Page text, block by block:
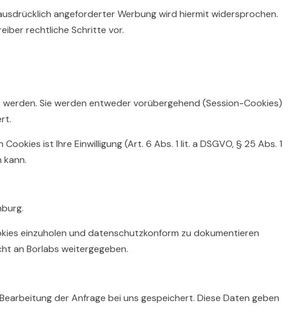
angeforderter Werbung wird hiermit widersprochen.
rechtliche Schritte vor.
Sie werden entweder vorübergehend (Session-Cookies)
ist Ihre Einwilligung (Art. 6 Abs. 1 lit. a DSGVO, § 25 Abs. 1
kann.
einzuholen und datenschutzkonform zu dokumentieren
an Borlabs weitergegeben.
der Anfrage bei uns gespeichert. Diese Daten geben